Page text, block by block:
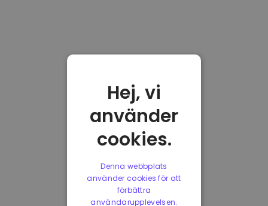
Hej, vi
använder
cookies.
Denna webbplats
använder cookies för att
förbättra
användarupplevelsen.